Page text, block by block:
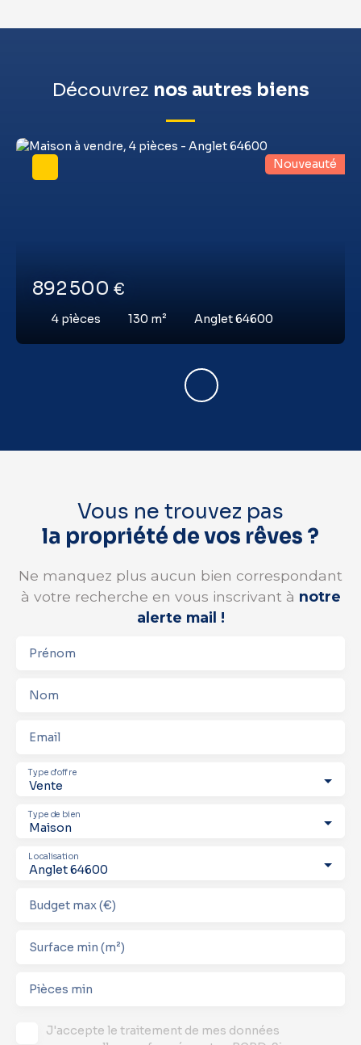
Découvrez nos autres biens
892 500 €
4 pièces 130 m² Anglet 64600
Nouveauté
Vous ne trouvez pas
la propriété de vos rêves ?
Ne manquez plus aucun bien correspondant
à votre recherche en vous inscrivant à notre
alerte mail !
Prénom
Nom
Email
Vente
Type d'offre
Maison
Type de bien
Anglet 64600
Localisation
Budget max (€)
Surface min (m²)
Pièces min
J'accepte le traitement de mes données